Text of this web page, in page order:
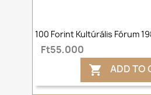
100 Forint Kultúrális Fórum
Ft55,000
 ADD TO